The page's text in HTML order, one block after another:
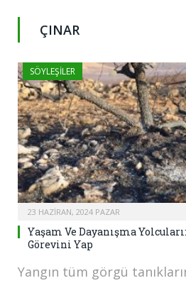
ÇINAR
SÖYLEŞILER
23 HAZIRAN, 2024 PAZAR
Yaşam Ve Dayanışma
Görevini Yap
Yangın tüm görgü